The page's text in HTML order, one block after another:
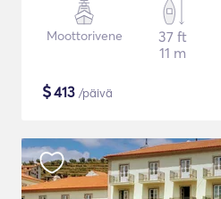
Moottorivene
37 ft
11 m
$413 /päivä